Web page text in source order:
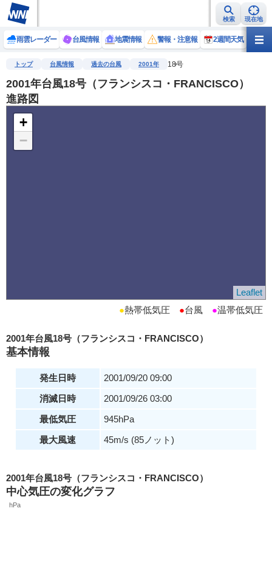
検索 現在地
雨雲レーダー 台風情報 地震情報 警報・注意報 2週間天気 ラ
トップ 台風情報 過去の台風 2001年 18号
2001年台風18号（フランシスコ・FRANCISCO）
進路図
+
−
Leaflet
●熱帯低気圧 ●台風 ●温帯低気圧
2001年台風18号（フランシスコ・FRANCISCO）
基本情報
発生日時
2001/09/20 09:00
消滅日時
2001/09/26 03:00
最低気圧
945hPa
最大風速
45m/s (85ノット)
2001年台風18号（フランシスコ・FRANCISCO）
中心気圧の変化グラフ
hPa